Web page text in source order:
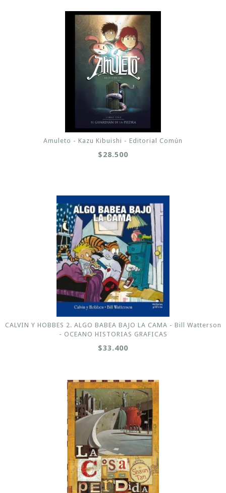
Amuleto - Kazu Kibuishi - Editorial Común
$28.500
CALVIN Y HOBBES 2. ALGO BABEA BAJO LA CAMA - Bill Watterson
- OCEANO HISTORIAS GRAFICAS
$33.400